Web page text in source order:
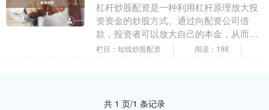
杠杆炒股配资是一种利用杠杆原理放大投
资资金的炒股方式。通过向配资公司借
款，投资者可以放大自己的本金，从而获
得更高的收益。然而，杠杆炒股配资也伴
栏目：短线炒股配资 阅读：198
共 1 页/1 条记录